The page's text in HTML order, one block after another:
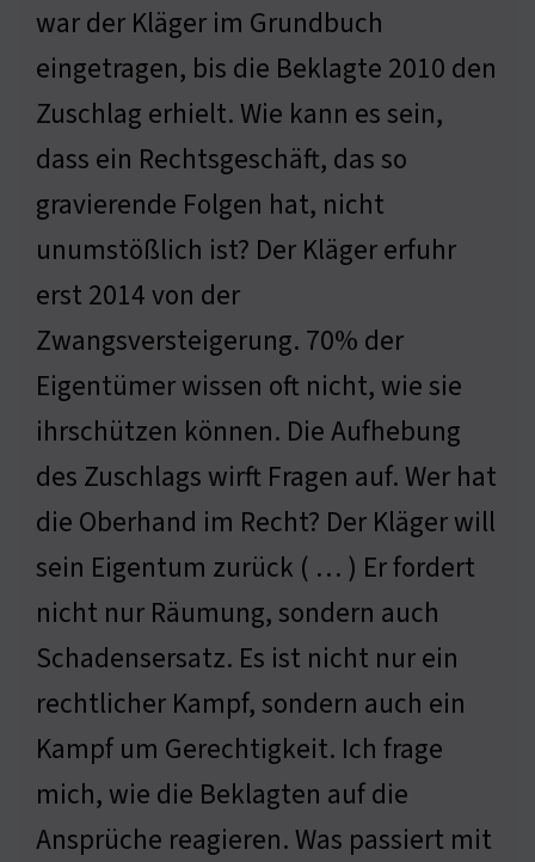
war der Kläger im Grundbuch
eingetragen, bis die Beklagte 2010 den
Zuschlag erhielt. Wie kann es sein,
dass ein Rechtsgeschäft, das so
gravierende Folgen hat, nicht
unumstößlich ist? Der Kläger erfuhr
erst 2014 von der
Zwangsversteigerung. 70% der
Eigentümer wissen oft nicht, wie sie
ihrschützen können. Die Aufhebung
des Zuschlags wirft Fragen auf. Wer hat
die Oberhand im Recht? Der Kläger will
sein Eigentum zurück ( … ) Er fordert
nicht nur Räumung, sondern auch
Schadensersatz. Es ist nicht nur ein
rechtlicher Kampf, sondern auch ein
Kampf um Gerechtigkeit. Ich frage
mich, wie die Beklagten auf die
Ansprüche reagieren. Was passiert mit